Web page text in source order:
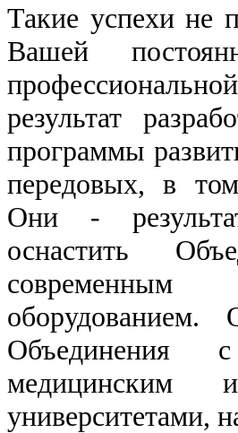
Такие успехи не
Вашей
результат
программы
передовых, в
Они -
оснастить
современным
Объединения с
медицинским
университетами,